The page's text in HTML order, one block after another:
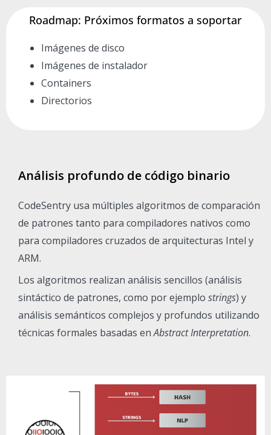
Roadmap: Próximos formatos a soportar
Imágenes de disco
Imágenes de instalador
Containers
Directorios
Análisis profundo de código binario
CodeSentry usa múltiples algoritmos de comparación
de patrones tanto para compiladores nativos como
para compiladores cruzados de arquitecturas Intel y
ARM.
Los algoritmos realizan análisis sencillos (análisis
sintáctico de patrones, como por ejemplo strings) y
análisis semánticos complejos y profundos utilizando
técnicas formales basadas enAbstract Interpretation.